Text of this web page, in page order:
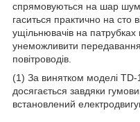
спрямовуються на шар
гаситься практично на сто
ущільнювачів на
унеможливити передавання
повітроводів.
(1) За винятком моделі
досягається завдяки
встановлений